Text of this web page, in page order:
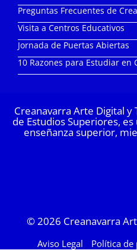
Preguntas Frecuentes de
Visita a Centros Educativos
Jornada de Puertas Abiertas
10 Razones para Estudiar en
Creanavarra Arte Digital y
de Estudios Superiores,
enseñanza superior,
© 2026 Creanavarra
Aviso Legal Política de